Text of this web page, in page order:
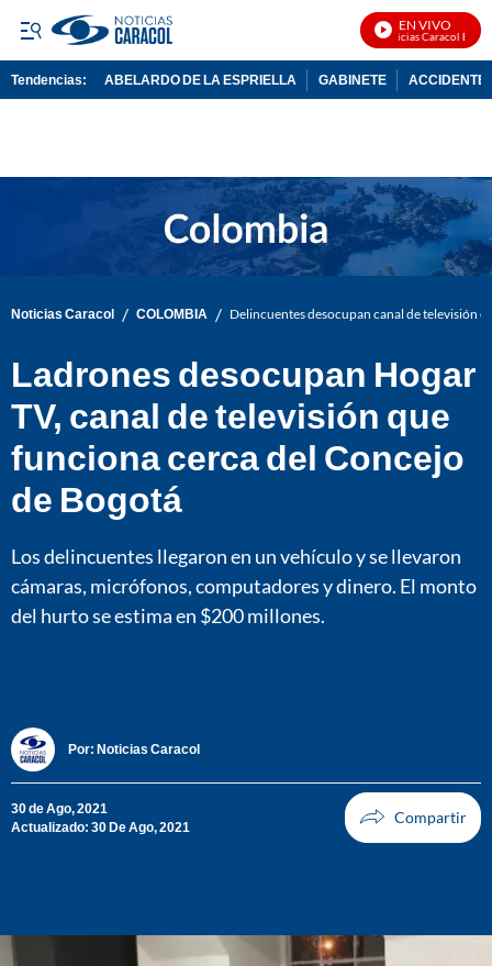
EN VIVO
Noticias Caracol En
Tendencias: ABELARDO DE LA ESPRIELLA GABINETE ACCIDENTE
Noticias Caracol / COLOMBIA / Delincuentes desocupan canal de televisión
Ladrones desocupan Hogar
TV, canal de televisión que
funciona cerca del Concejo
de Bogotá
Los delincuentes llegaron en un vehículo y se llevaron
cámaras, micrófonos, computadores y dinero. El monto
del hurto se estima en $200 millones.
Por: Noticias Caracol
30 de Ago, 2021
Actualizado: 30 De Ago, 2021